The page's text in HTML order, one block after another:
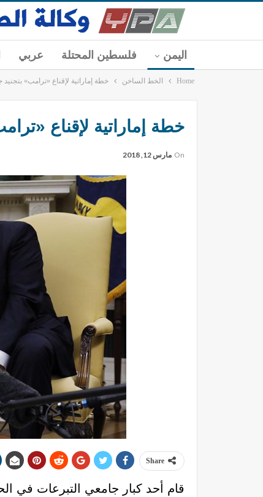
اليمن فلسطين المحتلة عربي
Home الخط الساخن خطة إماراتية لإقناع «ترامب»
خطة إماراتية لإقناع
On مارس 12, 2018
Share
قام أحد كبار جامعي التبرعات في